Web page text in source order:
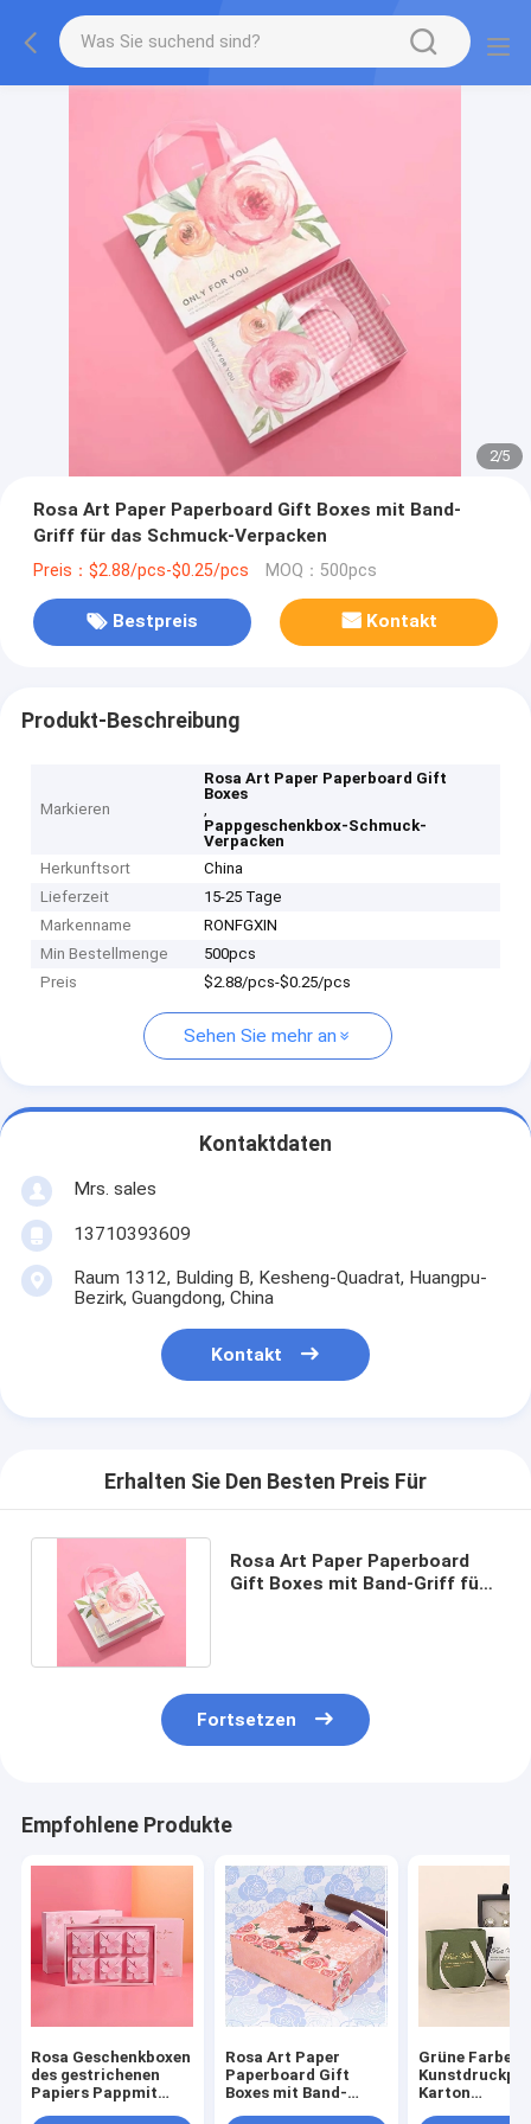
2/5
Rosa Art Paper Paperboard Gift Boxes mit Band-
Griff für das Schmuck-Verpacken
Preis：$2.88/pcs-$0.25/pcs MOQ：500pcs
Bestpreis Kontakt
Produkt-Beschreibung
Markieren
Rosa Art Paper Paperboard Gift
Boxes
,
Pappgeschenkbox-Schmuck-
Verpacken
Herkunftsort
China
Lieferzeit
15-25 Tage
Markenname
RONFGXIN
Min Bestellmenge
500pcs
Preis
$2.88/pcs-$0.25/pcs
Sehen Sie mehr an
Kontaktdaten
Mrs. sales
13710393609
Raum 1312, Bulding B, Kesheng-Quadrat, Huangpu-
Bezirk, Guangdong, China
Kontakt
Erhalten Sie Den Besten Preis Für
Rosa Art Paper Paperboard
Gift Boxes mit Band-Griff für
Fortsetzen
Empfohlene Produkte
Rosa Geschenkboxen
des gestrichenen
Papiers Pappmit
Rosa Art Paper
Paperboard Gift
Boxes mit Band-
Grüne Farbe
Karton